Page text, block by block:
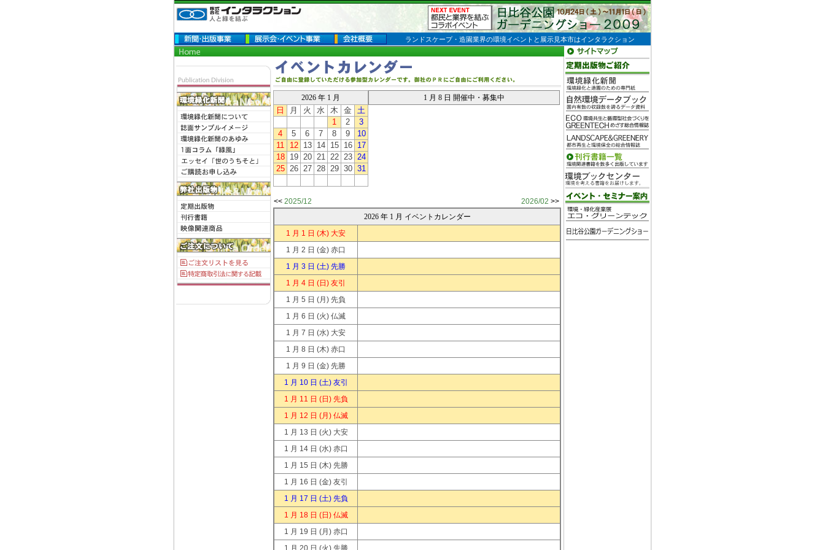
ランドスケープ・造園業界の環境イベントと展示見本市はインタラクション
2026 年 1 月
日 月 火 水 木 金
土
1
2
3
4
5 6 7 8 9
10
11
12 13 14 15 16
17
18
19 20 21 22 23 24
25 26 27 28 29 30 31
1 月 8 日 開催中・募集中
<< 2025/12 2026/02 >>
2026 年 1 月 イベントカレンダー
1 月 1 日 (木) 大安
1 月 2 日 (金) 赤口
1 月 3 日 (土) 先勝
1 月 4 日 (日) 友引
1 月 5 日 (月) 先負
1 月 6 日 (火) 仏滅
1 月 7 日 (水) 大安
1 月 8 日 (木) 赤口
1 月 9 日 (金) 先勝
1 月 10 日 (土) 友引
1 月 11 日 (日) 先負
1 月 12 日 (月) 仏滅
1 月 13 日 (火) 大安
1 月 14 日 (水) 赤口
1 月 15 日 (木) 先勝
1 月 16 日 (金) 友引
1 月 17 日 (土) 先負
1 月 18 日 (日) 仏滅
1 月 19 日 (月) 赤口
1 月 20 日 (火) 先勝